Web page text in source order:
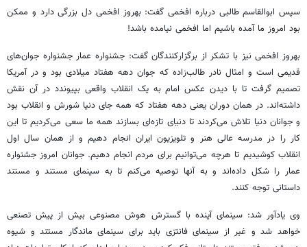
سپس ابوالقاسم طالبی درباره افخمی گفت: بهروز افخمی دل بزرگی دارد و ممکن
بود امروز ما آمده باشیم اما افخمی نیامده باشد!
بهروز افخمی نیز با تشکر از برگزارکنندگان گفت: جشنواره عمار جشنواره جوان‌های
قدیمی است و امثال نادر طالب‌زاده که جوان دهه هفتاد میلادی بود و در آمریکا
تصمیم گرفت تا با دیدن عکس امام به یک انقلاب واقعی بپیوندد در آن نقش
داشته‌اند. در همان دوران یعنی دهه هفتاد که همه جای دنیا شورش و انقلاب بود
و جوانان دنیا تلاش می‌کردند تا دنیای تازه‌ای بسازند همه ما سعی می‌کردیم تا این
کار را در مدرسه عالی هنر و تلویزیون ایران انجام دهیم و از همان سال اول
انقلاب کوشیدیم تا هرچه می‌توانیم برای مردم انجام دهیم. جوانان امروز جشنواره
عمار را شکل داده‌اند و به آنها توصیه می‌کنم تا به سینمای مستند و مستند
داستانی توجه کنند.
وی یادآور شد: سینمای آینده با گسترش هوش مصنوعی بیش از پیش تصنعی
خواهد شد و غیر از سینمای فانتزی باید برای سینمای ماندگار مستند و شیوه